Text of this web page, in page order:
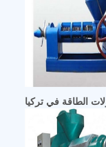
الطاقة في تركيا